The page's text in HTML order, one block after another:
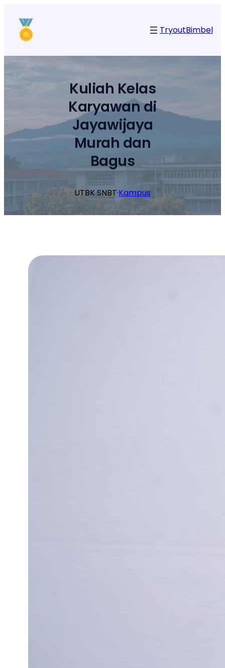
konten
TryoutBimbel
Kuliah Kelas
Karyawan di
Jayawijaya
Murah dan
Bagus
UTBK SNBT·Kampus